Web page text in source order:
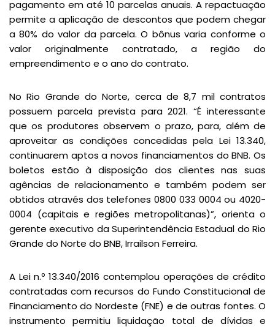
pagamento em até 10 parcelas anuais. A repactuação
permite a aplicação de descontos que podem chegar
a 80% do valor da parcela. O bônus varia conforme o
valor originalmente contratado, a região do
empreendimento e o ano do contrato.
No Rio Grande do Norte, cerca de 8,7 mil contratos
possuem parcela prevista para 2021. “É interessante
que os produtores observem o prazo, para, além de
aproveitar as condições concedidas pela Lei 13.340,
continuarem aptos a novos financiamentos do BNB. Os
boletos estão à disposição dos clientes nas suas
agências de relacionamento e também podem ser
obtidos através dos telefones 0800 033 0004 ou 4020-
0004 (capitais e regiões metropolitanas)”, orienta o
gerente executivo da Superintendência Estadual do Rio
Grande do Norte do BNB, Irrailson Ferreira.
A Lei n.º 13.340/2016 contemplou operações de crédito
contratadas com recursos do Fundo Constitucional de
Financiamento do Nordeste (FNE) e de outras fontes. O
instrumento permitiu liquidação total de dívidas e